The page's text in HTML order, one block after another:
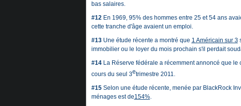
bas salaires.
#12En 1969, 95% des hommes entre 25 et 54 ans
cette tranche d'âge avaient un emploi.
#13Une étude récente a montré que 1 Américain sur 3
immobilier ou le loyer du mois prochain s'il perdait
#14La Réserve fédérale a récemment annoncé que
cours du seul 3etrimestre 2011.
#15Selon une étude récente, menée par BlackRock
ménages est de154%.